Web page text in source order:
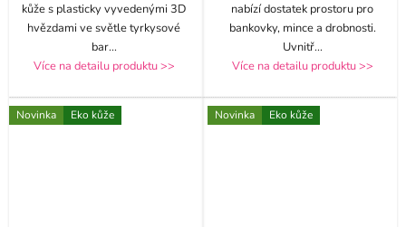
kůže s plasticky vyvedenými 3D
hvězdami ve světle tyrkysové
bar...
Více na detailu produktu >>
nabízí dostatek prostoru pro
bankovky, mince a drobnosti.
Uvnitř...
Více na detailu produktu >>
Novinka Eko kůže Novinka Eko kůže